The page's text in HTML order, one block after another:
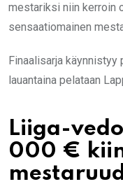
mestariksi niin kerroin
sensaatiomainen
Finaalisarja käynnistyy
lauantaina pelataan
Liiga-
000 €